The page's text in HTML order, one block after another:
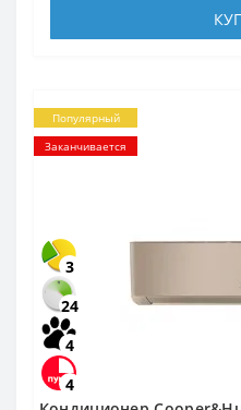
Популярный
Заканчивается
3
24
4
4